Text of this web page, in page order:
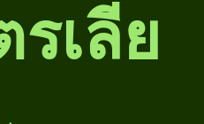
เลีย